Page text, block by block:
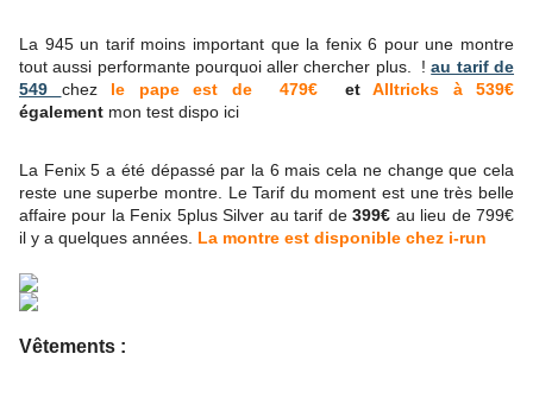
La 945 un tarif moins important que la fenix 6 pour une montre
tout aussi performante pourquoi aller chercher plus. !au tarif de
549 chez le pape est de 479€ et Alltricks à 539€
également mon test dispo ici
La Fenix 5 a été dépassé par la 6 mais cela ne change que cela
reste une superbe montre. Le Tarif du moment est une très belle
affaire pour la Fenix 5plus Silver au tarif de399€ au lieu de 799€
il y a quelques années. La montre est disponible chez i-run
Vêtements :